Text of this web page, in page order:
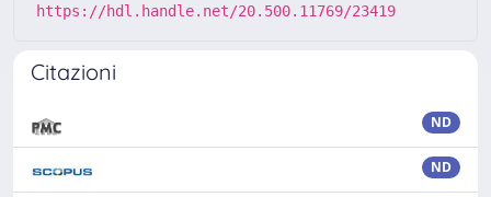
https://hdl.handle.net/20.500.11769/23419
Citazioni
ND
ND